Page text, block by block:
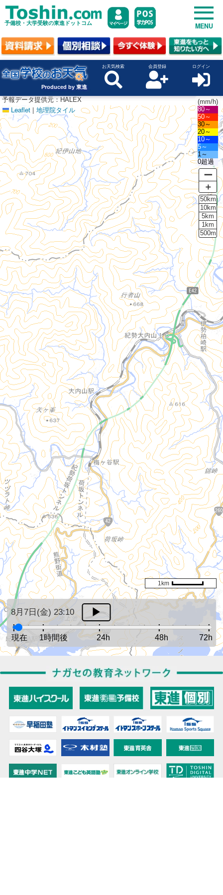
予備校・大学受験の東進ドットコム MENU
Produced by 東進
お天気検索 会員登録 ログイン
Leaflet | 地理院タイル
8月7日(金) 23:10
現在 1時間後 24h 48h 72h
1km
(mm/h)
80～
50～
30～
20～
10～
5～
1～
0超過
ー
＋
50km
10km
5km
1km
500m
予報データ提供元：HALEX